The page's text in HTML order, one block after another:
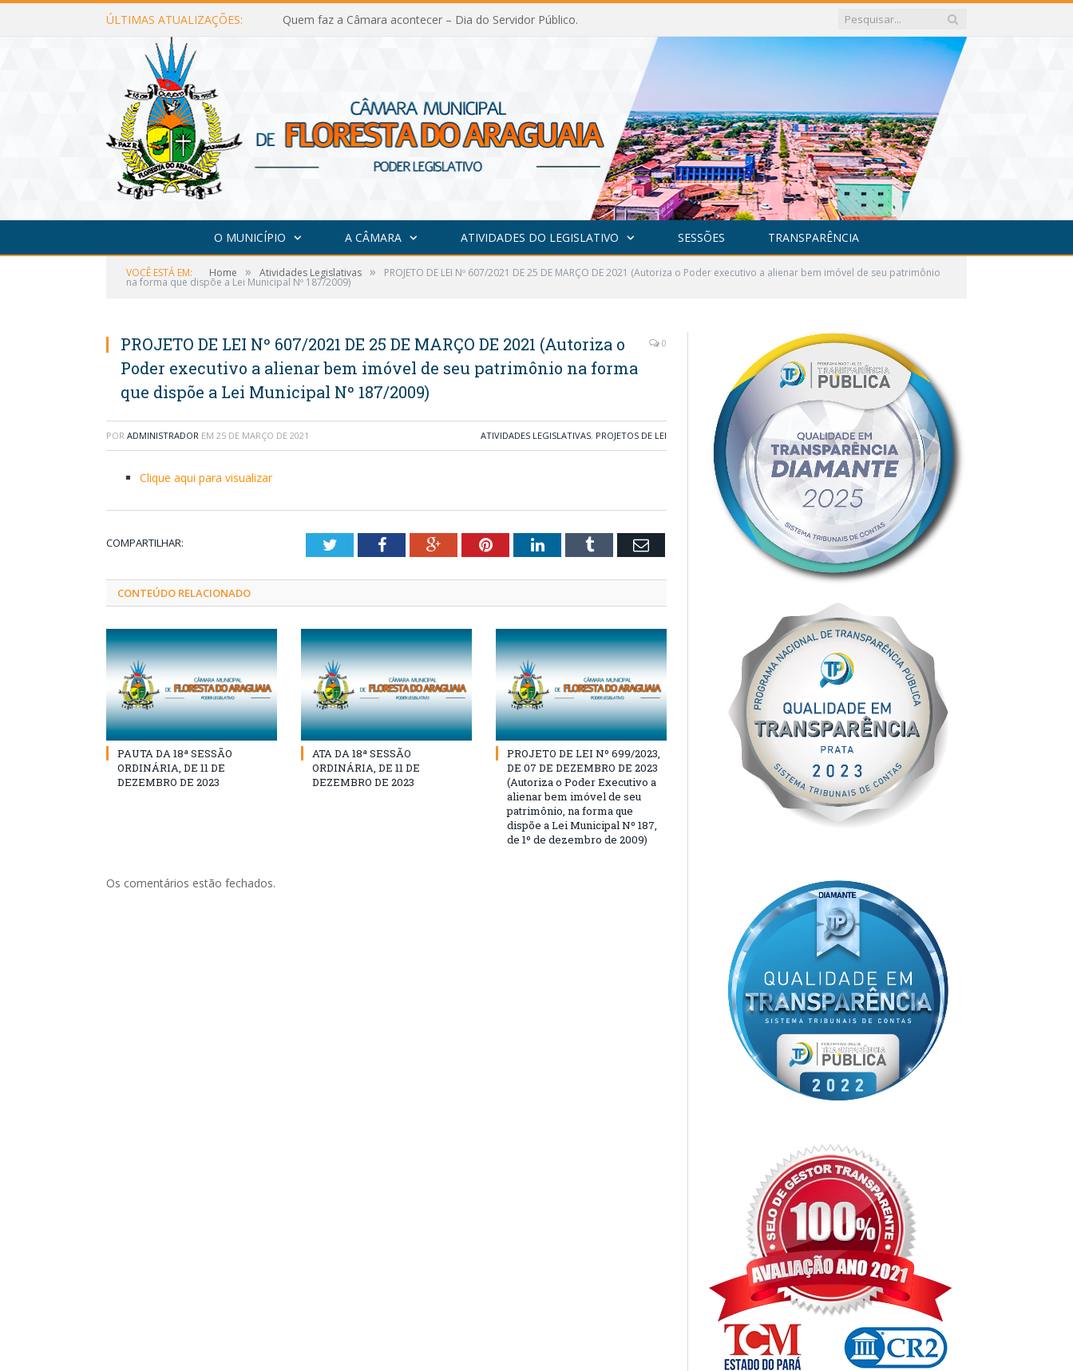
ÚLTIMAS ATUALIZAÇÕES: Quem faz a Câmara acontecer – Dia do Servidor Público.
O MUNICÍPIO A CÂMARA ATIVIDADES DO LEGISLATIVO SESSÕES TRANSPARÊNCIA
VOCÊ ESTÁ EM: Home » Atividades Legislativas » PROJETO DE LEI Nº 607/2021 DE 25 DE MARÇO DE 2021 (Autoriza o Poder executivo a alienar bem imóvel de seu patrimônio
na forma que dispõe a Lei Municipal Nº 187/2009)
PROJETO DE LEI Nº 607/2021 DE 25 DE MARÇO DE 2021 (Autoriza o
Poder executivo a alienar bem imóvel de seu patrimônio na forma
que dispõe a Lei Municipal Nº 187/2009)
0
POR ADMINISTRADOR EM 25 DE MARÇO DE 2021 ATIVIDADES LEGISLATIVAS, PROJETOS DE LEI
Clique aqui para visualizar
COMPARTILHAR: TwitterFacebookGoogle+PinterestLinkedInTumblr Email
CONTEÚDO RELACIONADO
PAUTA DA 18ª SESSÃO
ORDINÁRIA, DE 11 DE
DEZEMBRO DE 2023
ATA DA 18ª SESSÃO
ORDINÁRIA, DE 11 DE
DEZEMBRO DE 2023
PROJETO DE LEI Nº 699/2023,
DE 07 DE DEZEMBRO DE 2023
(Autoriza o Poder Executivo a
alienar bem imóvel de seu
patrimônio, na forma que
dispõe a Lei Municipal Nº 187,
de 1º de dezembro de 2009)
Os comentários estão fechados.